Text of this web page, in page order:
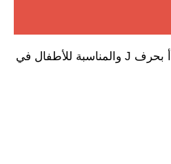
من أمثلة الكلمات التي تبدأ بحرف J والمناسبة للأطفال في